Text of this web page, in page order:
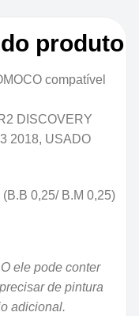
produto
compatível
DISCOVERY
2018, USADO
0,25/ B.M 0,25)
ele pode conter
de pintura
adicional.